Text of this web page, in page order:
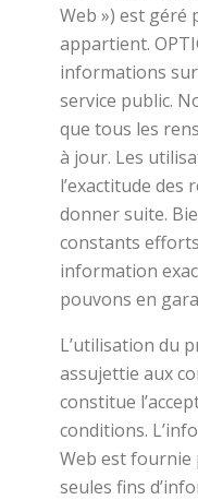
Web ») est géré
appartient.
informations
service public.
que tous les
à jour. Les
l’exactitude des
donner suite.
constants
information
pouvons en
L’utilisation du
assujettie aux
constitue
conditions.
Web est fournie
seules fins